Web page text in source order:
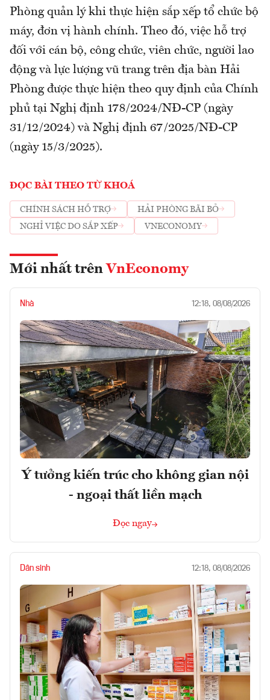
Phòng quản lý khi thực hiện sắp xếp tổ chức bộ
máy, đơn vị hành chính. Theo đó, việc hỗ trợ
đối với cán bộ, công chức, viên chức, người lao
động và lực lượng vũ trang trên địa bàn Hải
Phòng được thực hiện theo quy định của Chính
phủ tại Nghị định 178/2024/NĐ-CP (ngày
31/12/2024) và Nghị định 67/2025/NĐ-CP
(ngày 15/3/2025).
ĐỌC BÀI THEO TỪ KHOÁ
CHÍNH SÁCH HỖ TRỢ
HẢI PHÒNG BÃI BỎ
NGHỈ VIỆC DO SẮP XẾP
VNECONOMY
Mới nhất trên VnEconomy
Nhà 12:18, 08/08/2026
Ý tưởng kiến trúc cho không gian nội
- ngoại thất liền mạch
Đọc ngay
Dân sinh 12:18, 08/08/2026